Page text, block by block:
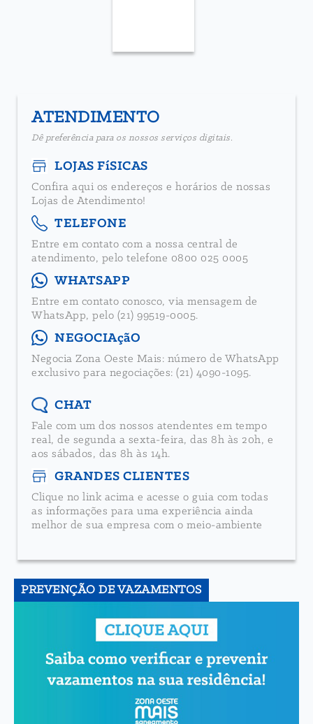
ATENDIMENTO
Dê preferência para os nossos serviços digitais.
LOJAS FíSICAS
Confira aqui os endereços e horários de nossas
Lojas de Atendimento!
TELEFONE
Entre em contato com a nossa central de
atendimento, pelo telefone 0800 025 0005
WHATSAPP
Entre em contato conosco, via mensagem de
WhatsApp, pelo (21) 99519-0005.
NEGOCIAçãO
Negocia Zona Oeste Mais: número de WhatsApp
exclusivo para negociações: (21) 4090-1095.
CHAT
Fale com um dos nossos atendentes em tempo
real, de segunda a sexta-feira, das 8h às 20h, e
aos sábados, das 8h às 14h.
GRANDES CLIENTES
Clique no link acima e acesse o guia com todas
as informações para uma experiência ainda
melhor de sua empresa com o meio-ambiente
PREVENÇÃO DE VAZAMENTOS